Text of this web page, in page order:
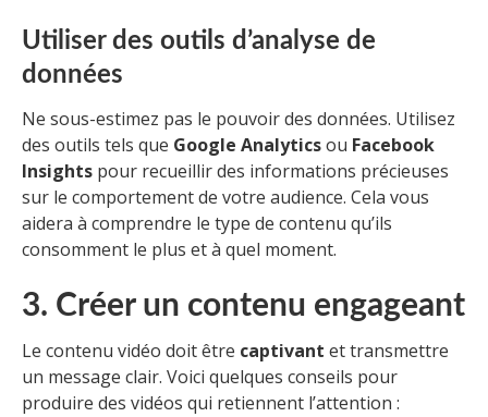
Utiliser des outils d’analyse de
données
Ne sous-estimez pas le pouvoir des données. Utilisez
des outils tels que Google Analyticsou Facebook
Insights pour recueillir des informations précieuses
sur le comportement de votre audience. Cela vous
aidera à comprendre le type de contenu qu’ils
consomment le plus et à quel moment.
3. Créer un contenu engageant
Le contenu vidéo doit être captivant et transmettre
un message clair. Voici quelques conseils pour
produire des vidéos qui retiennent l’attention :